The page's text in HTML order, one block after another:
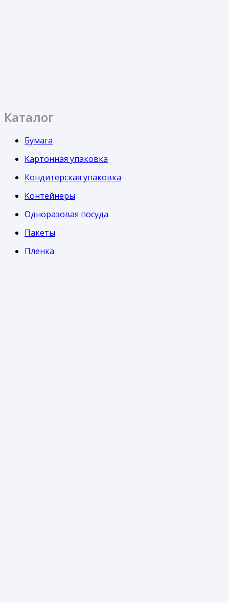
Каталог
Бумага
Картонная упаковка
Кондитерская упаковка
Контейнеры
Одноразовая посуда
Пакеты
Пленка